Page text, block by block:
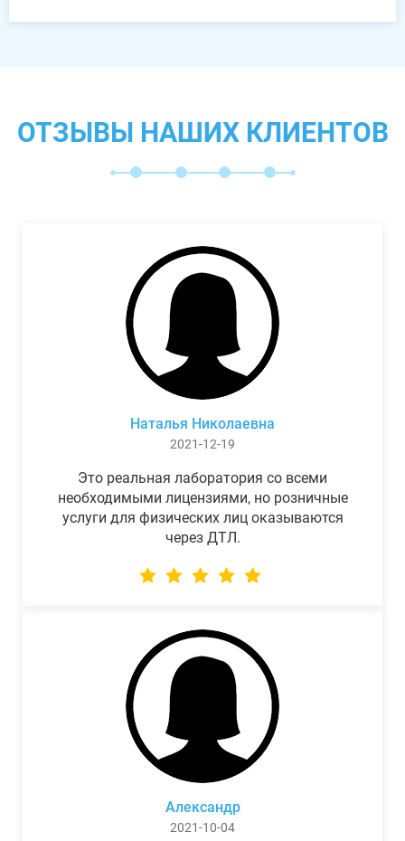
ОТЗЫВЫ НАШИХ КЛИЕНТОВ
Наталья Николаевна
2021-12-19
Это реальная лаборатория со всеми
необходимыми лицензиями, но розничные
услуги для физических лиц оказываются
через ДТЛ.
Александр
2021-10-04